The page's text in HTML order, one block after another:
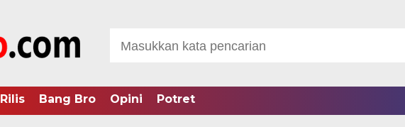
Rilis Bang Bro Opini Potret